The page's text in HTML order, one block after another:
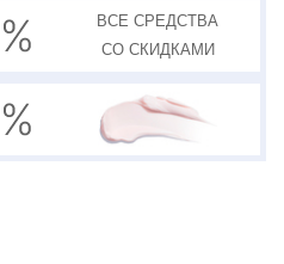
ВСЕ СРЕДСТВА
СО СКИДКАМИ